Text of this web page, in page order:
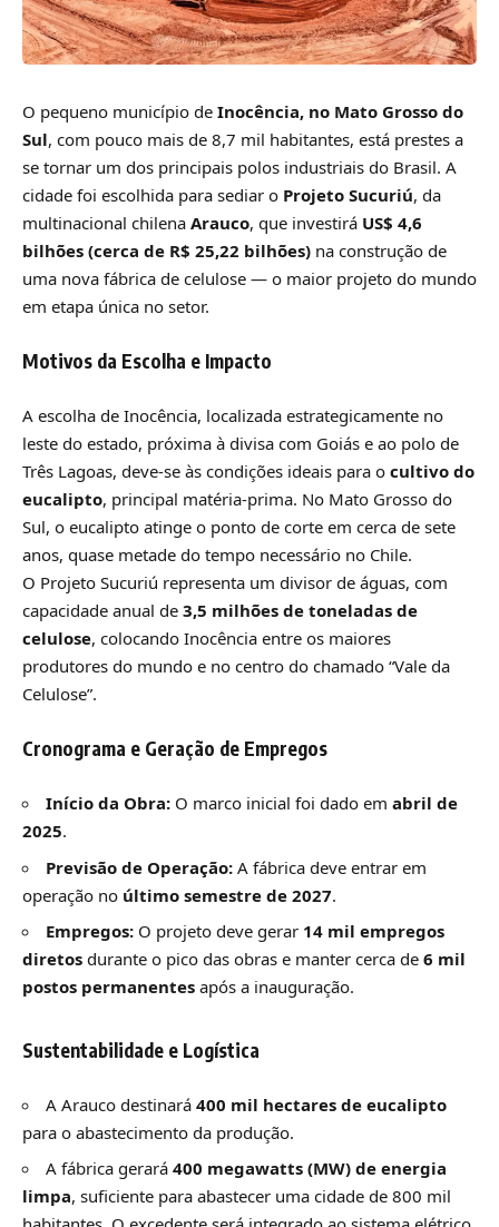
O pequeno município de Inocência, no Mato Grosso do
Sul, com pouco mais de 8,7 mil habitantes, está prestes a
se tornar um dos principais polos industriais do Brasil. A
cidade foi escolhida para sediar o Projeto Sucuriú, da
multinacional chilena Arauco, que investirá US$ 4,6
bilhões (cerca de R$ 25,22 bilhões) na construção de
uma nova fábrica de celulose — o maior projeto do mundo
em etapa única no setor.
Motivos da Escolha e Impacto
A escolha de Inocência, localizada estrategicamente no
leste do estado, próxima à divisa com Goiás e ao polo de
Três Lagoas, deve-se às condições ideais para o cultivo do
eucalipto, principal matéria-prima. No Mato Grosso do
Sul, o eucalipto atinge o ponto de corte em cerca de sete
anos, quase metade do tempo necessário no Chile.
O Projeto Sucuriú representa um divisor de águas, com
capacidade anual de 3,5 milhões de toneladas de
celulose, colocando Inocência entre os maiores
produtores do mundo e no centro do chamado “Vale da
Celulose”.
Cronograma e Geração de Empregos
Início da Obra: O marco inicial foi dado em abril de
2025.
Previsão de Operação: A fábrica deve entrar em
operação no último semestre de 2027.
Empregos: O projeto deve gerar 14 mil empregos
diretos durante o pico das obras e manter cerca de 6 mil
postos permanentes após a inauguração.
Sustentabilidade e Logística
A Arauco destinará 400 mil hectares de eucalipto
para o abastecimento da produção.
A fábrica gerará 400 megawatts (MW) de energia
limpa, suficiente para abastecer uma cidade de 800 mil